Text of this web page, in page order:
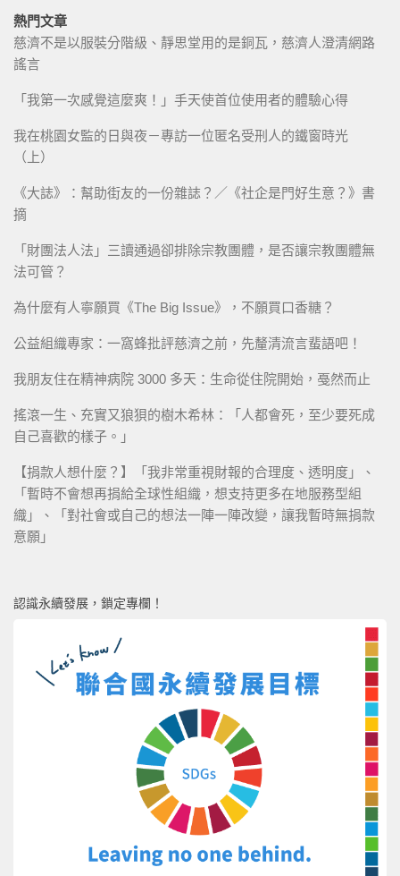
熱門文章
慈濟不是以服裝分階級、靜思堂用的是銅瓦，慈濟人澄清網路
謠言
「我第一次感覺這麼爽！」手天使首位使用者的體驗心得
我在桃園女監的日與夜－專訪一位匿名受刑人的鐵窗時光
（上）
《大誌》：幫助街友的一份雜誌？／《社企是門好生意？》書
摘
「財團法人法」三讀通過卻排除宗教團體，是否讓宗教團體無
法可管？
為什麼有人寧願買《The Big Issue》，不願買口香糖？
公益組織專家：一窩蜂批評慈濟之前，先釐清流言蜚語吧！
我朋友住在精神病院 3000 多天：生命從住院開始，戞然而止
搖滾一生、充實又狼狽的樹木希林：「人都會死，至少要死成
自己喜歡的樣子。」
【捐款人想什麼？】「我非常重視財報的合理度、透明度」、
「暫時不會想再捐給全球性組織，想支持更多在地服務型組
織」、「對社會或自己的想法一陣一陣改變，讓我暫時無捐款
意願」
認識永續發展，鎖定專欄！